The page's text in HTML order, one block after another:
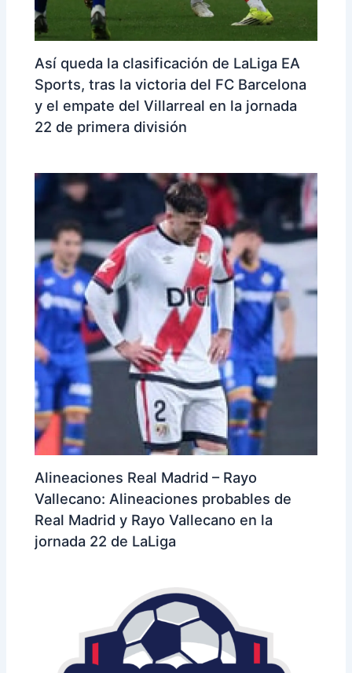
Así queda la clasificación de LaLiga EA
Sports, tras la victoria del FC Barcelona
y el empate del Villarreal en la jornada
22 de primera división
Alineaciones Real Madrid – Rayo
Vallecano: Alineaciones probables de
Real Madrid y Rayo Vallecano en la
jornada 22 de LaLiga